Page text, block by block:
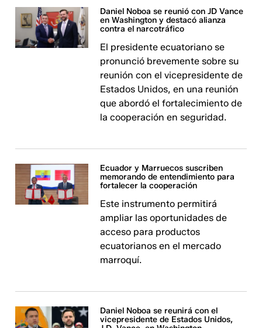
Daniel Noboa se reunió con JD Vance
en Washington y destacó alianza
contra el narcotráfico
El presidente ecuatoriano se
pronunció brevemente sobre su
reunión con el vicepresidente de
Estados Unidos, en una reunión
que abordó el fortalecimiento de
la cooperación en seguridad.
Ecuador y Marruecos suscriben
memorando de entendimiento para
fortalecer la cooperación
Este instrumento permitirá
ampliar las oportunidades de
acceso para productos
ecuatorianos en el mercado
marroquí.
Daniel Noboa se reunirá con el
vicepresidente de Estados Unidos,